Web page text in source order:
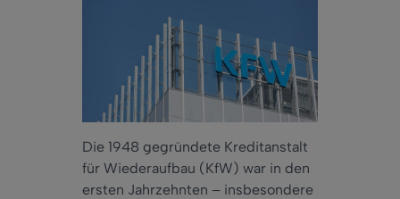
Die 1948 gegründete Kreditanstalt
für Wiederaufbau (KfW) war in den
ersten Jahrzehnten – insbesondere